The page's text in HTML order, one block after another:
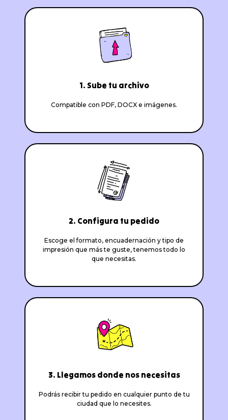
1. Sube tu archivo
Compatible con PDF, DOCX e imágenes.
2. Configura tu pedido
Escoge el formato, encuadernación y tipo de
impresión que más te guste, tenemos todo lo
que necesitas.
3. Llegamos donde nos necesitas
Podrás recibir tu pedido en cualquier punto de tu
ciudad que lo necesites.